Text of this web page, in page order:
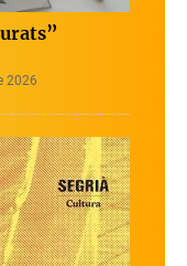
2026